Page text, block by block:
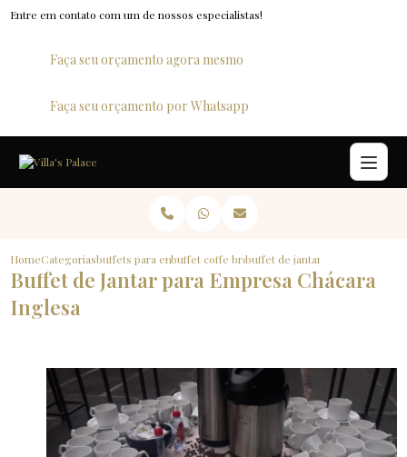
Entre em contato com um de nossos especialistas!
Faça seu orçamento agora mesmo
Faça seu orçamento por Whatsapp
HomeCategoriasbuffets para empresasbuffet coffe break para empresas
buffet de jantar para empresa
Buffet de Jantar para Empresa Chácara
Inglesa